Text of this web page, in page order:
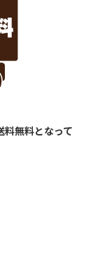
無料となって